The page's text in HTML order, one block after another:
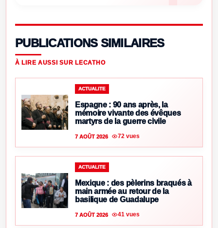
PUBLICATIONS SIMILAIRES
À LIRE AUSSI SUR LECATHO
ACTUALITE
Espagne : 90 ans après, la
mémoire vivante des évêques
martyrs de la guerre civile
7 AOÛT 2026 72 vues
ACTUALITE
Mexique : des pèlerins braqués à
main armée au retour de la
basilique de Guadalupe
7 AOÛT 2026 41 vues